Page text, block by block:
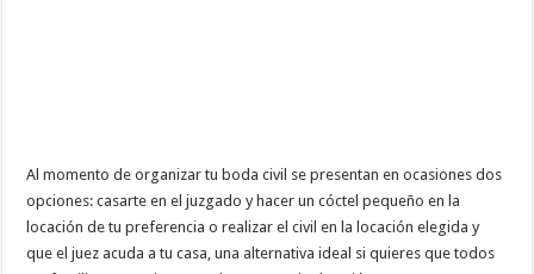
Al momento de organizar tu boda civil se presentan en ocasiones dos
opciones: casarte en el juzgado y hacer un cóctel pequeño en la
locación de tu preferencia o realizar el civil en la locación elegida y
que el juez acuda a tu casa, una alternativa ideal si quieres que todos